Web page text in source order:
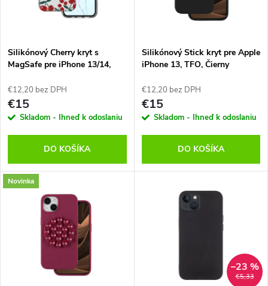
e
p
r
d
s
p
r
o
d
u
Silikónový Cherry kryt s
MagSafe pre iPhone 13/14,
€12,20 bez DPH
€15
Skladom - Ihneď k odoslaniu
DO KOŠÍKA
Silikónový Stick kryt pre Apple
iPhone 13, TFO, Čierny
€12,20 bez DPH
€15
Skladom - Ihneď k odoslaniu
DO KOŠÍKA
Novinka
€5,33
–23 %